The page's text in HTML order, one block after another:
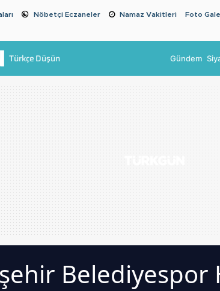
Nöbetçi Eczaneler Namaz Vakitleri
Foto
Türkçe Düşün Gündem
Belediyespor